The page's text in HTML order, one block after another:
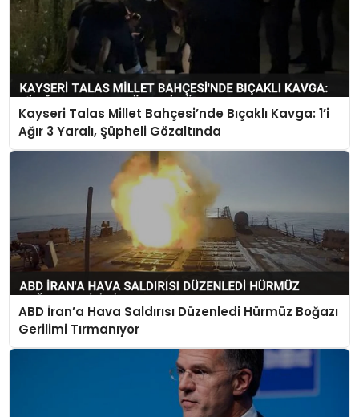
Kayseri Talas Millet Bahçesi’nde Bıçaklı Kavga: 1’i
Ağır 3 Yaralı, Şüpheli Gözaltında
ABD İran’a Hava Saldırısı Düzenledi Hürmüz Boğazı
Gerilimi Tırmanıyor